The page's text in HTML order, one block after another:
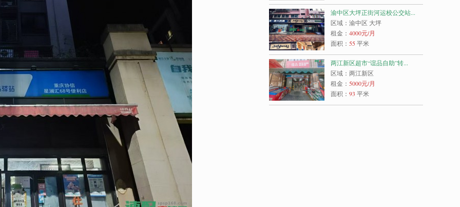
渝中区大坪正街河运校公交站...
区域：渝中区 大坪
租金： 4000元/月
面积： 55平米
两江新区超市“谊品自助”转...
区域：两江新区
租金： 5000元/月
面积： 93 平米